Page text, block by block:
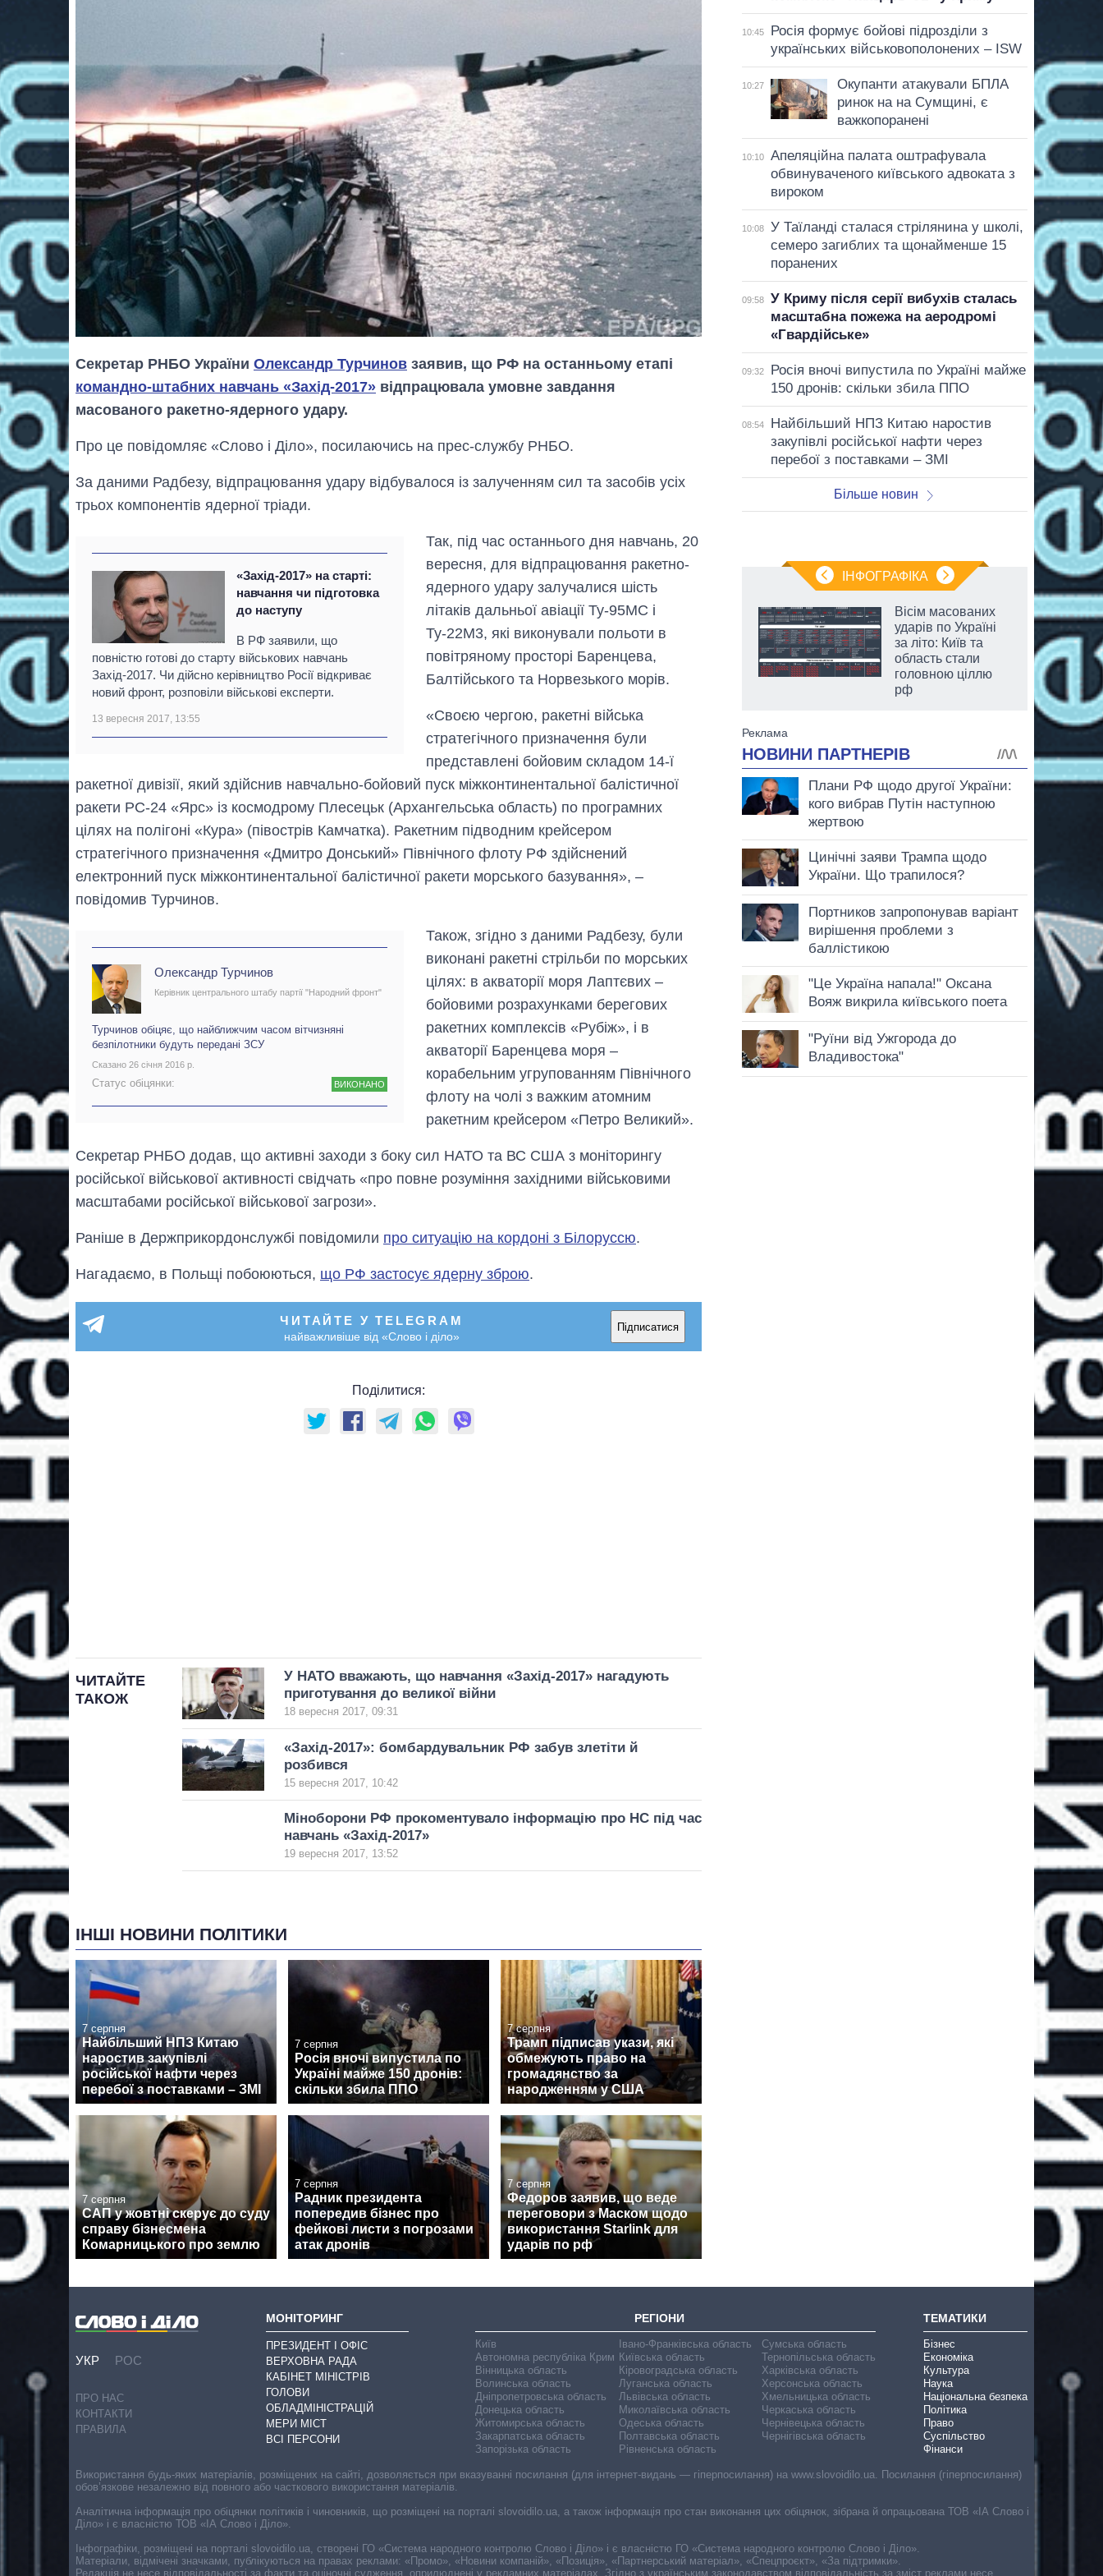
Секретар РНБО України Олександр Турчинов заявив, що РФ на останньому етапі
командно-штабних навчань «Захід-2017» відпрацювала умовне завдання
масованого ракетно-ядерного удару.
Про це повідомляє «Слово і Діло», посилаючись на прес-службу РНБО.
За даними Радбезу, відпрацювання удару відбувалося із залученням сил та засобів усіх
трьох компонентів ядерної тріади.
«Захід-2017» на старті:
навчання чи підготовка
до наступу
В РФ заявили, що
повністю готові до старту військових навчань
Захід-2017. Чи дійсно керівництво Росії відкриває
новий фронт, розповіли військові експерти.
13 вересня 2017, 13:55
Так, під час останнього дня навчань, 20
вересня, для відпрацювання ракетно-
ядерного удару залучалися шість
літаків дальньої авіації Ту-95МС і
Ту-22М3, які виконували польоти в
повітряному просторі Баренцева,
Балтійського та Норвезького морів.
«Своєю чергою, ракетні війська
стратегічного призначення були
представлені бойовим складом 14-ї
ракетної дивізії, який здійснив навчально-бойовий пуск міжконтинентальної балістичної
ракети РС-24 «Ярс» із космодрому Плесецьк (Архангельська область) по програмних
цілях на полігоні «Кура» (півострів Камчатка). Ракетним підводним крейсером
стратегічного призначення «Дмитро Донський» Північного флоту РФ здійснений
електронний пуск міжконтинентальної балістичної ракети морського базування», –
повідомив Турчинов.
Олександр Турчинов
Керівник центрального штабу партії "Народний фронт"
Турчинов обіцяє, що найближчим часом вітчизняні
безпілотники будуть передані ЗСУ
Сказано 26 січня 2016 р.
Статус обіцянки: ВИКОНАНО
Також, згідно з даними Радбезу, були
виконані ракетні стрільби по морських
цілях: в акваторії моря Лаптєвих –
бойовими розрахунками берегових
ракетних комплексів «Рубіж», і в
акваторії Баренцева моря –
корабельним угрупованням Північного
флоту на чолі з важким атомним
ракетним крейсером «Петро Великий».
Секретар РНБО додав, що активні заходи з боку сил НАТО та ВС США з моніторингу
російської військової активності свідчать «про повне розуміння західними військовими
масштабами російської військової загрози».
Раніше в Держприкордонслужбі повідомили про ситуацію на кордоні з Білоруссю.
Нагадаємо, в Польщі побоюються, що РФ застосує ядерну зброю.
ЧИТАЙТЕ У TELEGRAM
найважливіше від «Слово і діло»
Підписатися
Поділитися:
ЧИТАЙТЕ
ТАКОЖ
У НАТО вважають, що навчання «Захід-2017» нагадують
приготування до великої війни
18 вересня 2017, 09:31
«Захід-2017»: бомбардувальник РФ забув злетіти й
розбився
15 вересня 2017, 10:42
Міноборони РФ прокоментувало інформацію про НС під час
навчань «Захід-2017»
19 вересня 2017, 13:52
ІНШІ НОВИНИ ПОЛІТИКИ
7 серпня
Найбільший НПЗ Китаю
наростив закупівлі
російської нафти через
перебої з поставками – ЗМІ
7 серпня
Росія вночі випустила по
Україні майже 150 дронів:
скільки збила ППО
7 серпня
Трамп підписав укази, які
обмежують право на
громадянство за
народженням у США
7 серпня
САП у жовтні скерує до суду
справу бізнесмена
Комарницького про землю
7 серпня
Радник президента
попередив бізнес про
фейкові листи з погрозами
атак дронів
7 серпня
Федоров заявив, що веде
переговори з Маском щодо
використання Starlink для
ударів по рф
10:45
Росія формує бойові підрозділи з
українських військовополонених – ISW
10:27
Окупанти атакували БПЛА
ринок на на Сумщині, є
важкопоранені
10:10
Апеляційна палата оштрафувала
обвинуваченого київського адвоката з
вироком
10:08
У Таїланді сталася стрілянина у школі,
семеро загиблих та щонайменше 15
поранених
09:58
У Криму після серії вибухів сталась
масштабна пожежа на аеродромі
«Гвардійське»
09:32
Росія вночі випустила по Україні майже
150 дронів: скільки збила ППО
08:54
Найбільший НПЗ Китаю наростив
закупівлі російської нафти через
перебої з поставками – ЗМІ
Більше новин
ІНФОГРАФІКА
Як зросли тарифи
на холодну воду у
містах України на
початок серпня
Вісім масованих
ударів по Україні
за літо: Київ та
область стали
головною ціллю
рф
УКР РОС
ПРО НАС
КОНТАКТИ
ПРАВИЛА
МОНІТОРИНГ
ПРЕЗИДЕНТ І ОФІС
ВЕРХОВНА РАДА
КАБІНЕТ МІНІСТРІВ
ГОЛОВИ
ОБЛАДМІНІСТРАЦІЙ
МЕРИ МІСТ
ВСІ ПЕРСОНИ
РЕГІОНИ
Київ
Автономна республіка Крим
Вінницька область
Волинська область
Дніпропетровська область
Донецька область
Житомирська область
Закарпатська область
Запорізька область
Івано-Франківська область
Київська область
Кіровоградська область
Луганська область
Львівська область
Миколаївська область
Одеська область
Полтавська область
Рівненська область
Сумська область
Тернопільська область
Харківська область
Херсонська область
Хмельницька область
Черкаська область
Чернівецька область
Чернігівська область
ТЕМАТИКИ
Бізнес
Економіка
Культура
Наука
Національна безпека
Політика
Право
Суспільство
Фінанси
Використання будь-яких матеріалів, розміщених на сайті, дозволяється при вказуванні посилання (для інтернет-видань — гіперпосилання) на www.slovoidilo.ua. Посилання (гіперпосилання)
обов’язкове незалежно від повного або часткового використання матеріалів.
Аналітична інформація про обіцянки політиків і чиновників, що розміщені на порталі slovoidilo.ua, а також інформація про стан виконання цих обіцянок, зібрана й опрацьована ТОВ «ІА Слово і
Діло» і є власністю ТОВ «ІА Слово і Діло».
Інфографіки, розміщені на порталі slovoidilo.ua, створені ГО «Система народного контролю Слово і Діло» і є власністю ГО «Система народного контролю Слово і Діло».
Матеріали, відмічені значками, публікуються на правах реклами: «Промо», «Новини компаній», «Позиція», «Партнерський матеріал», «Спецпроєкт», «За підтримки».
Редакція не несе відповідальності за факти та оціночні судження, оприлюднені у рекламних матеріалах. Згідно з українським законодавством відповідальність за зміст реклами несе